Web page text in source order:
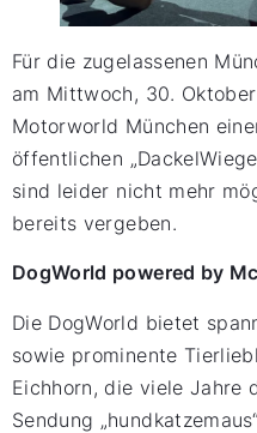
Für die zugelassenen
am Mittwoch, 30.
Motorworld München
öffentlichen
sind leider nicht mehr
bereits vergeben.
DogWorld powered by
Die DogWorld bietet
sowie prominente
Eichhorn, die viele Jahre
Sendung